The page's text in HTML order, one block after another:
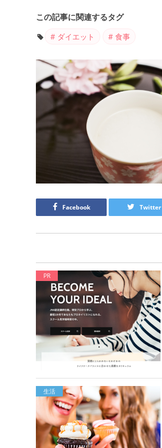
この記事に関連するタグ
ダイエット 食事
Facebook Twitter
PR
生活